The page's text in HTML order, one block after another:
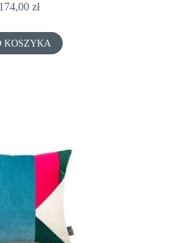
174,00 zł
KOSZYKA